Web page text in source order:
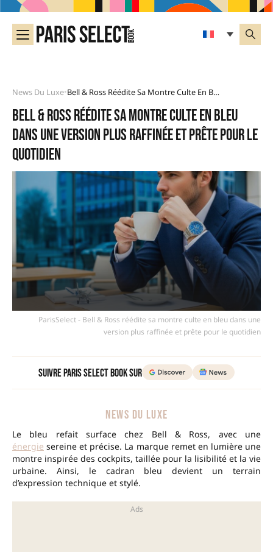
News Du Luxe• Bell & Ross Réédite Sa Montre Culte En Bleu Dans Une Version Plus Raffinée Et Prête Pour Le Quotidien
Bell & Ross réédite sa montre culte en bleu
dans une version plus raffinée et prête pour le
quotidien
ParisSelect - Bell & Ross réédite sa montre culte en bleu dans une
version plus raffinée et prête pour le quotidien
Suivre Paris Select Book sur
NEWS DU LUXE
Le bleu refait surface chez Bell & Ross, avec une
énergie sereine et précise. La marque remet en lumière une
montre inspirée des cockpits, taillée pour la lisibilité et la vie
urbaine. Ainsi, le cadran bleu devient un terrain
d’expression technique et stylé.